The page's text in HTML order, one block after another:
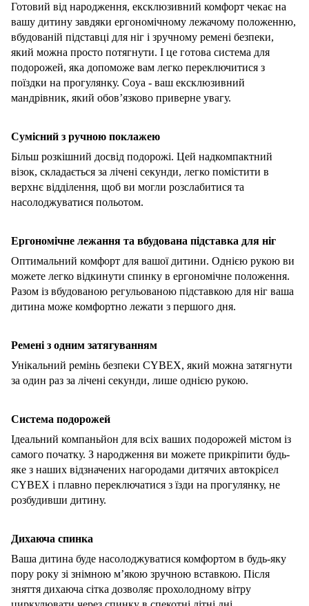
Готовий від народження, ексклюзивний комфорт чекає на
вашу дитину завдяки ергономічному лежачому положенню,
вбудованій підставці для ніг і зручному ремені безпеки,
який можна просто потягнути. І це готова система для
подорожей, яка допоможе вам легко переключитися з
поїздки на прогулянку. Coya - ваш ексклюзивний
мандрівник, який обов’язково приверне увагу.
Сумісний з ручною поклажею
Більш розкішний досвід подорожі. Цей надкомпактний
візок, складається за лічені секунди, легко помістити в
верхнє відділення, щоб ви могли розслабитися та
насолоджуватися польотом.
Ергономічне лежання та вбудована підставка для ніг
Оптимальний комфорт для вашої дитини. Однією рукою ви
можете легко відкинути спинку в ергономічне положення.
Разом із вбудованою регульованою підставкою для ніг ваша
дитина може комфортно лежати з першого дня.
Ремені з одним затягуванням
Унікальний ремінь безпеки CYBEX, який можна затягнути
за один раз за лічені секунди, лише однією рукою.
Система подорожей
Ідеальний компаньйон для всіх ваших подорожей містом із
самого початку. З народження ви можете прикріпити будь-
яке з наших відзначених нагородами дитячих автокрісел
CYBEX і плавно переключатися з їзди на прогулянку, не
розбудивши дитину.
Дихаюча спинка
Ваша дитина буде насолоджуватися комфортом в будь-яку
пору року зі знімною м’якою зручною вставкою. Після
зняття дихаюча сітка дозволяє прохолодному вітру